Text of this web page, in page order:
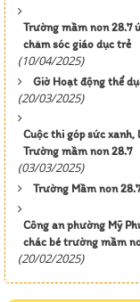
Trường mầm non 28.7
chăm sóc giáo dục trẻ
(10/04/2025)
Giờ Hoạt động thể
(20/03/2025)
Cuộc thi góp sức
Trường mầm non 28.7
(03/03/2025)
Trường Mầm non
Công an phường Mỹ
chác bé trường mầm
(20/02/2025)